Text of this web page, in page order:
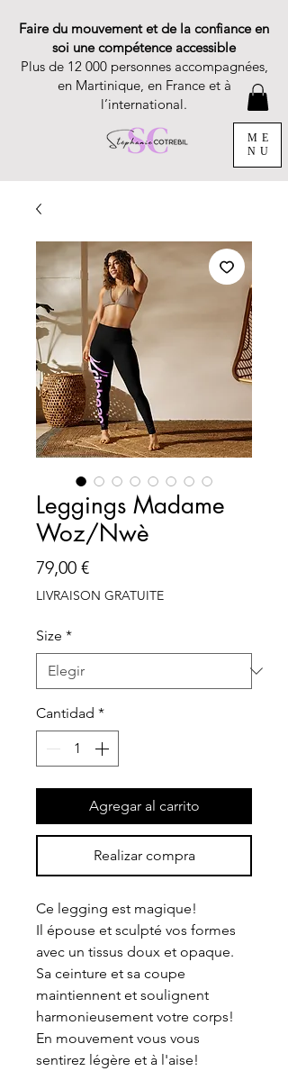
Faire du mouvement et de la confiance en
soi une compétence accessible
Plus de 12 000 personnes accompagnées,
en Martinique, en France et à
l’international.
ME
NU
Leggings Madame
Woz/Nwè
79,00 €Precio
LIVRAISON GRATUITE
Size *
Cantidad *
Agregar al carrito
Realizar compra
Ce legging est magique!
Il épouse et sculpté vos formes
avec un tissus doux et opaque.
Sa ceinture et sa coupe
maintiennent et soulignent
harmonieusement votre corps!
En mouvement vous vous
sentirez légère et à l'aise!